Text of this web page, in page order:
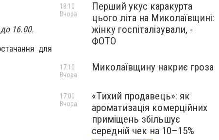
16.00.
для
Перший укус каракурта
цього літа на Миколаївщині:
жінку госпіталізували, -
ФОТО
18:10
Вчора
Миколаївщину накриє гроза
17:10
Вчора
«Тихий продавець»: як
ароматизація комерційних
приміщень збільшує
середній чек на 10–15%
17:00
Вчора